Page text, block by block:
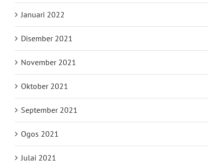
Januari 2022
Disember 2021
November 2021
Oktober 2021
September 2021
Ogos 2021
Julai 2021